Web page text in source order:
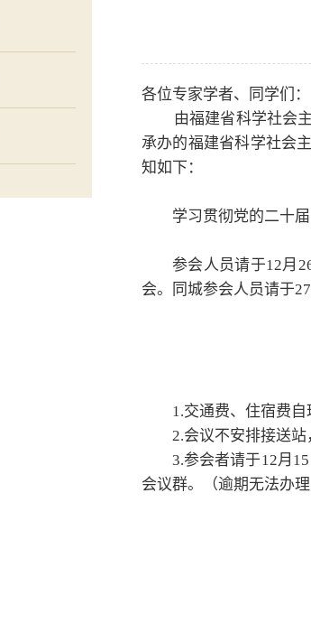
各位专家学者、同学们：
由福建省科学社会
承办的福建省科学社会
知如下：
学习贯彻党的二十
参会人员请于12月
会。同城参会人员请于
1.交通费、住宿费自
2.会议不安排接送站
3.参会者请于12月
会议群。（逾期无法办理